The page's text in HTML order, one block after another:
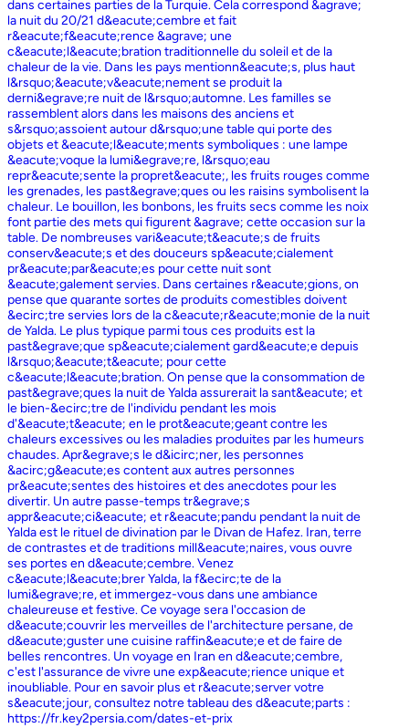
dans certaines parties de la Turquie. Cela correspond &agrave;
la nuit du 20/21 d&eacute;cembre et fait
r&eacute;f&eacute;rence &agrave; une
c&eacute;l&eacute;bration traditionnelle du soleil et de la
chaleur de la vie. Dans les pays mentionn&eacute;s, plus haut
l&rsquo;&eacute;v&eacute;nement se produit la
derni&egrave;re nuit de l&rsquo;automne. Les familles se
rassemblent alors dans les maisons des anciens et
s&rsquo;assoient autour d&rsquo;une table qui porte des
objets et &eacute;l&eacute;ments symboliques : une lampe
&eacute;voque la lumi&egrave;re, l&rsquo;eau
repr&eacute;sente la propret&eacute;, les fruits rouges comme
les grenades, les past&egrave;ques ou les raisins symbolisent la
chaleur. Le bouillon, les bonbons, les fruits secs comme les noix
font partie des mets qui figurent &agrave; cette occasion sur la
table. De nombreuses vari&eacute;t&eacute;s de fruits
conserv&eacute;s et des douceurs sp&eacute;cialement
pr&eacute;par&eacute;es pour cette nuit sont
&eacute;galement servies. Dans certaines r&eacute;gions, on
pense que quarante sortes de produits comestibles doivent
&ecirc;tre servies lors de la c&eacute;r&eacute;monie de la nuit
de Yalda. Le plus typique parmi tous ces produits est la
past&egrave;que sp&eacute;cialement gard&eacute;e depuis
l&rsquo;&eacute;t&eacute; pour cette
c&eacute;l&eacute;bration. On pense que la consommation de
past&egrave;ques la nuit de Yalda assurerait la sant&eacute; et
le bien-&ecirc;tre de l'individu pendant les mois
d'&eacute;t&eacute; en le prot&eacute;geant contre les
chaleurs excessives ou les maladies produites par les humeurs
chaudes. Apr&egrave;s le d&icirc;ner, les personnes
&acirc;g&eacute;es content aux autres personnes
pr&eacute;sentes des histoires et des anecdotes pour les
divertir. Un autre passe-temps tr&egrave;s
appr&eacute;ci&eacute; et r&eacute;pandu pendant la nuit de
Yalda est le rituel de divination par le Divan de Hafez. Iran, terre
de contrastes et de traditions mill&eacute;naires, vous ouvre
ses portes en d&eacute;cembre. Venez
c&eacute;l&eacute;brer Yalda, la f&ecirc;te de la
lumi&egrave;re, et immergez-vous dans une ambiance
chaleureuse et festive. Ce voyage sera l'occasion de
d&eacute;couvrir les merveilles de l'architecture persane, de
d&eacute;guster une cuisine raffin&eacute;e et de faire de
belles rencontres. Un voyage en Iran en d&eacute;cembre,
c'est l'assurance de vivre une exp&eacute;rience unique et
inoubliable. Pour en savoir plus et r&eacute;server votre
s&eacute;jour, consultez notre tableau des d&eacute;parts :
https://fr.key2persia.com/dates-et-prix